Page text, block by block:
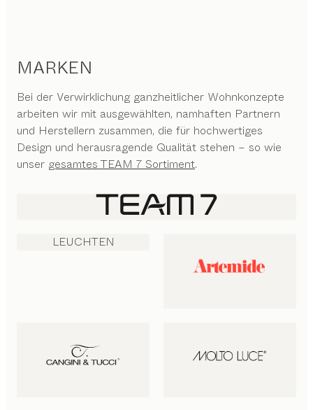
MARKEN
Bei der Verwirklichung ganzheitlicher Wohnkonzepte
arbeiten wir mit ausgewählten, namhaften Partnern
und Herstellern zusammen, die für hochwertiges
Design und herausragende Qualität stehen – so wie
unser gesamtes TEAM 7 Sortiment.
LEUCHTEN